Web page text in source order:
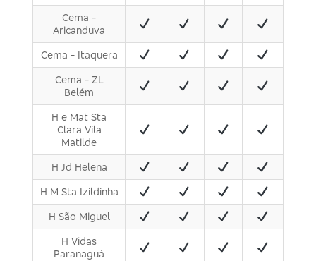
Cema -
Aricanduva
Cema - Itaquera
Cema - ZL
Belém
H e Mat Sta
Clara Vila
Matilde
H Jd Helena
H M Sta Izildinha
H São Miguel
H Vidas
Paranaguá